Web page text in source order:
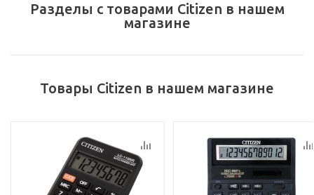
Разделы с товарами Citizen в нашем
магазине
Товары Citizen в нашем магазине